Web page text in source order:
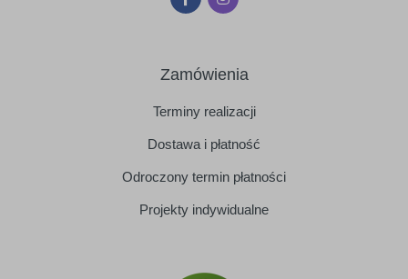
Zamówienia
Terminy realizacji
Dostawa i płatność
Odroczony termin płatności
Projekty indywidualne